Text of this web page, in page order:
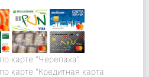
карте "Черепаха"
карте "Кредитная карта